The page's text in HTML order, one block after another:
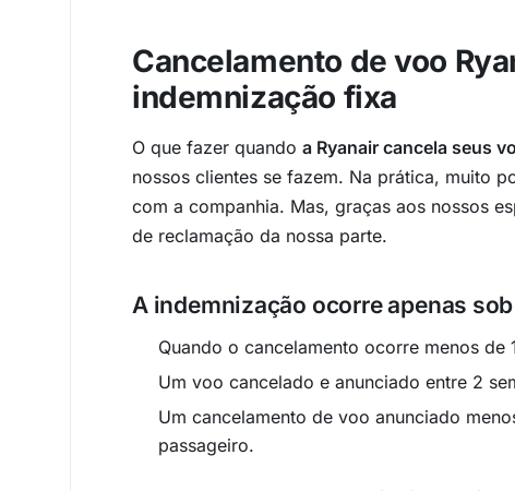
Cancelamento de voo
indemnização fixa
O que fazer quando a Ryanair cancela seus
nossos clientes se fazem. Na prática, muito
com a companhia. Mas, graças aos nossos
de reclamação da nossa parte.
A indemnização ocorre apenas
Quando o cancelamento ocorre menos de
Um voo cancelado e anunciado entre 2
Um cancelamento de voo anunciado
passageiro.